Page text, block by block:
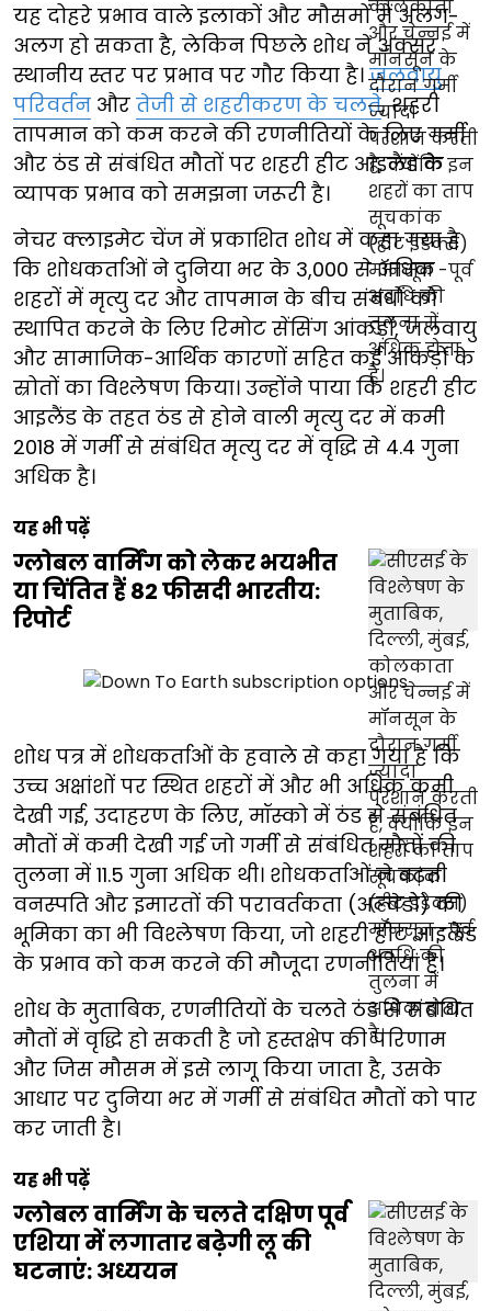
यह दोहरे प्रभाव वाले इलाकों और मौसमों में अलग-
अलग हो सकता है, लेकिन पिछले शोध ने अक्सर
स्थानीय स्तर पर प्रभाव पर गौर किया है।जलवायु
परिवर्तन और तेजी से शहरीकरण के चलते, शहरी
तापमान को कम करने की रणनीतियों के लिए गर्मी
और ठंड से संबंधित मौतों पर शहरी हीट आइलैंड के
व्यापक प्रभाव को समझना जरूरी है।
नेचर क्लाइमेट चेंज में प्रकाशित शोध में कहा गया है
कि शोधकर्ताओं ने दुनिया भर के 3,000 से अधिक
शहरों में मृत्यु दर और तापमान के बीच संबंधों को
स्थापित करने के लिए रिमोट सेंसिंग आंकड़ों, जलवायु
और सामाजिक-आर्थिक कारणों सहित कई आंकड़ों के
स्रोतों का विश्लेषण किया। उन्होंने पाया कि शहरी हीट
आइलैंड के तहत ठंड से होने वाली मृत्यु दर में कमी
2018 में गर्मी से संबंधित मृत्यु दर में वृद्धि से 4.4 गुना
अधिक है।
यह भी पढ़ें
ग्लोबल वार्मिंग को लेकर भयभीत
या चिंतित हैं 82 फीसदी भारतीय:
रिपोर्ट
शोध पत्र में शोधकर्ताओं के हवाले से कहा गया है कि
उच्च अक्षांशों पर स्थित शहरों में और भी अधिक कमी
देखी गई, उदाहरण के लिए, मॉस्को में ठंड से संबंधित
मौतों में कमी देखी गई जो गर्मी से संबंधित मौतों की
तुलना में 11.5 गुना अधिक थी। शोधकर्ताओं ने बढ़ती
वनस्पति और इमारतों की परावर्तकता (अल्बेडो) की
भूमिका का भी विश्लेषण किया, जो शहरी हीट आइलैंड
के प्रभाव को कम करने की मौजूदा रणनीतियां हैं।
शोध के मुताबिक, रणनीतियों के चलते ठंड से संबंधित
मौतों में वृद्धि हो सकती है जो हस्तक्षेप की परिणाम
और जिस मौसम में इसे लागू किया जाता है, उसके
आधार पर दुनिया भर में गर्मी से संबंधित मौतों को पार
कर जाती है।
यह भी पढ़ें
ग्लोबल वार्मिंग के चलते दक्षिण पूर्व
एशिया में लगातार बढ़ेगी लू की
घटनाएं: अध्ययन